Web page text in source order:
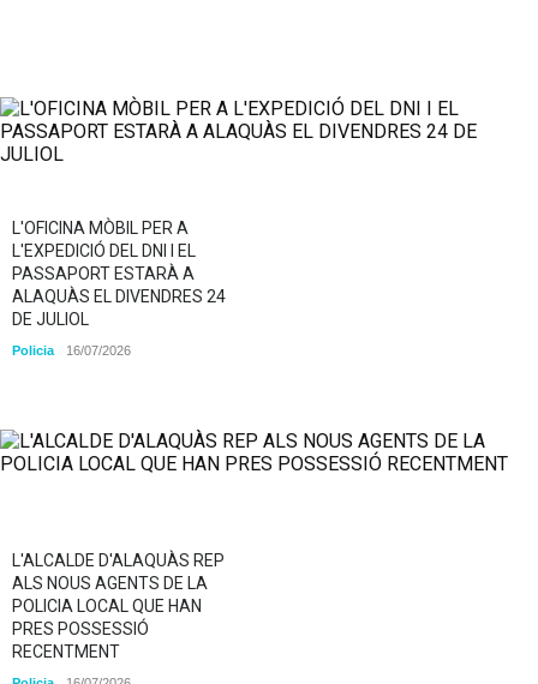
L'OFICINA MÒBIL PER A
L'EXPEDICIÓ DEL DNI I EL
PASSAPORT ESTARÀ A
ALAQUÀS EL DIVENDRES 24
DE JULIOL
Policia 16/07/2026
L'ALCALDE D'ALAQUÀS REP
ALS NOUS AGENTS DE LA
POLICIA LOCAL QUE HAN
PRES POSSESSIÓ
RECENTMENT